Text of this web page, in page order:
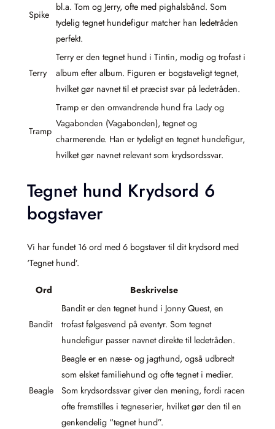
Spike
bl.a. Tom og Jerry, ofte med pighalsbånd. Som
tydelig tegnet hundefigur matcher han ledetråden
perfekt.
Terry
Terry er den tegnet hund i Tintin, modig og trofast i
album efter album. Figuren er bogstaveligt tegnet,
hvilket gør navnet til et præcist svar på ledetråden.
Tramp
Tramp er den omvandrende hund fra Lady og
Vagabonden (Vagabonden), tegnet og
charmerende. Han er tydeligt en tegnet hundefigur,
hvilket gør navnet relevant som krydsordssvar.
Tegnet hund Krydsord 6
bogstaver
Vi har fundet 16 ord med 6 bogstaver til dit krydsord med
‘Tegnet hund’.
Ord Beskrivelse
Bandit
Bandit er den tegnet hund i Jonny Quest, en
trofast følgesvend på eventyr. Som tegnet
hundefigur passer navnet direkte til ledetråden.
Beagle
Beagle er en næse- og jagthund, også udbredt
som elsket familiehund og ofte tegnet i medier.
Som krydsordssvar giver den mening, fordi racen
ofte fremstilles i tegneserier, hvilket gør den til en
genkendelig “tegnet hund”.